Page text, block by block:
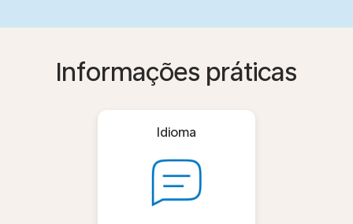
Informações práticas
Idioma